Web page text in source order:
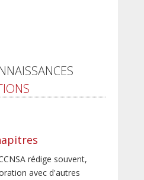
rédige souvent,
avec d'autres